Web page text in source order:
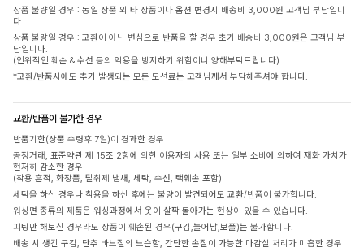
상품 불량일 경우 : 동일 상품 외 타 상품이나 옵션 변경시 배송비 3,000원 고객님 부담입니
다.
상품 불량일 경우 : 교환이 아닌 변심으로 반품을 할 경우 초기 배송비 3,000원은 고객님 부
담입니다.
(인위적인 훼손 & 수선 등의 악용을 방지하기 위함이니 양해부탁드립니다)
*교환/반품시에도 추가 발생되는 모든 도선료는 고객님께서 부담해주셔야 합니다.
교환/반품이 불가한 경우
반품기한(상품 수령후 7일)이 경과한 경우
공정거래, 표준약관 제 15조 2항에 의한 이용자의 사용 또는 일부 소비에 의하여 재화 가치가
현저히 감소한 경우
(착용 흔적, 화장품, 탈취제 냄새, 세탁, 수선, 택훼손 포함)
세탁을 하신 경우나 착용을 하신 후에는 불량이 발견되어도 교환/반품이 불가합니다.
워싱면 종류의 제품은 워싱과정에서 옷이 살짝 돌아가는 현상이 있을 수 있습니다.
피팅만 해보신 경우라도 상품이 훼손된 경우(구김,늘어남,보풀)는 불가합니다.
배송 시 생긴 구김, 단추 바느질의 느슨함, 간단한 손질이 가능한 마감실 처리가 미흡한 경우